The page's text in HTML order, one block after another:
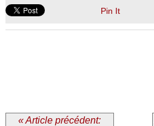
Pin It
« Article précédent: